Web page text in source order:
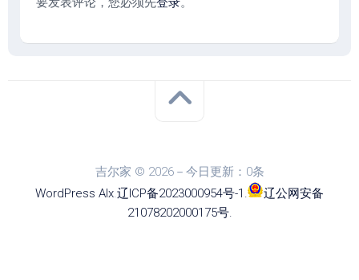
吉尔家 © 2026－今日更新：0条
WordPress Alx.辽ICP备2023000954号-1 .
辽公网安备
21078202000175号.